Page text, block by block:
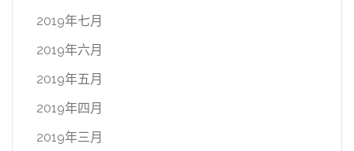
2019年七月
2019年六月
2019年五月
2019年四月
2019年三月